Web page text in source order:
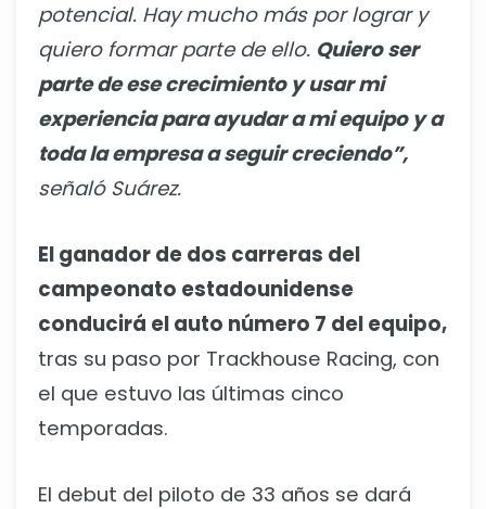
potencial. Hay mucho más por lograr y
quiero formar parte de ello. Quiero ser
parte de ese crecimiento y usar mi
experiencia para ayudar a mi equipo y a
toda la empresa a seguir creciendo”,
señaló Suárez.
El ganador de dos carreras del
campeonato estadounidense
conducirá el auto número 7 del equipo,
tras su paso por Trackhouse Racing, con
el que estuvo las últimas cinco
temporadas.
El debut del piloto de 33 años se dará